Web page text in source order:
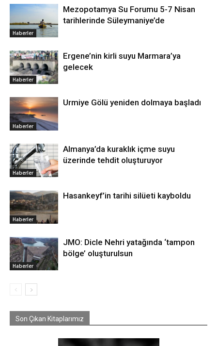
Haberler
Mezopotamya Su Forumu 5-7 Nisan
tarihlerinde Süleymaniye’de
Haberler
Ergene’nin kirli suyu Marmara’ya
gelecek
Haberler
Urmiye Gölü yeniden dolmaya başladı
Haberler
Almanya’da kuraklık içme suyu
üzerinde tehdit oluşturuyor
Haberler
Hasankeyf’in tarihi silüeti kayboldu
Haberler
JMO: Dicle Nehri yatağında ‘tampon
bölge’ oluşturulsun
Son Çıkan Kitaplarımız